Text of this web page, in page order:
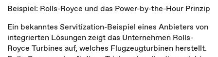
Beispiel: Rolls-Royce und das Power-by-the-Hour Prinzip
Ein bekanntes Servitization-Beispiel eines Anbieters von
integrierten Lösungen zeigt das Unternehmen Rolls-
Royce Turbines auf, welches Flugzeugturbinen herstellt.